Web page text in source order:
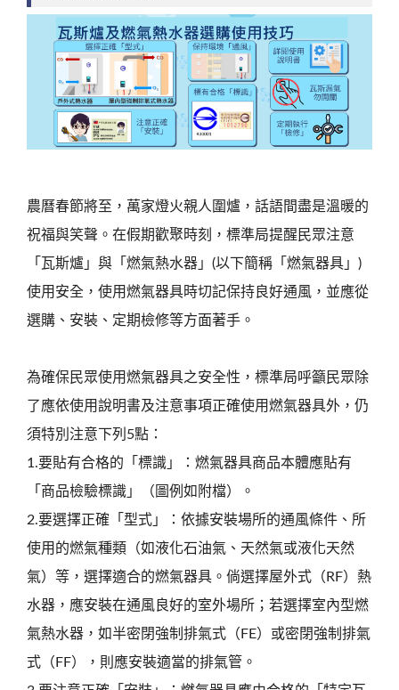
農曆春節將至，萬家燈火親人圍爐，話語間盡是溫暖的
祝福與笑聲。在假期歡聚時刻，標準局提醒民眾注意
「瓦斯爐」與「燃氣熱水器」(以下簡稱「燃氣器具」)
使用安全，使用燃氣器具時切記保持良好通風，並應從
選購、安裝、定期檢修等方面著手。
為確保民眾使用燃氣器具之安全性，標準局呼籲民眾除
了應依使用說明書及注意事項正確使用燃氣器具外，仍
須特別注意下列5點：
1.要貼有合格的「標識」：燃氣器具商品本體應貼有
「商品檢驗標識」（圖例如附檔）。
2.要選擇正確「型式」：依據安裝場所的通風條件、所
使用的燃氣種類（如液化石油氣、天然氣或液化天然
氣）等，選擇適合的燃氣器具。倘選擇屋外式（RF）熱
水器，應安裝在通風良好的室外場所；若選擇室內型燃
氣熱水器，如半密閉強制排氣式（FE）或密閉強制排氣
式（FF），則應安裝適當的排氣管。